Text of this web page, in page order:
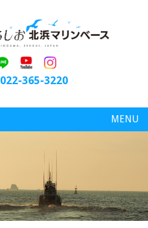
022-365-3220
MENU
釣り情報